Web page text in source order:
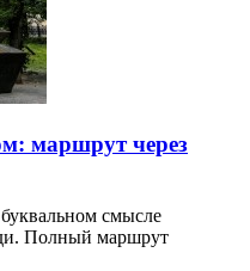
маршрут через
смысле
Полный маршрут